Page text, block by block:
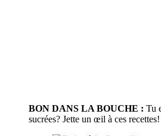
BON DANS LA BOUCHE : Tu
sucrées? Jette un œil à ces recettes!